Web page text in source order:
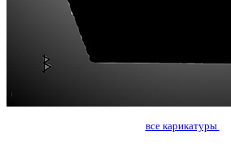
все карикатуры